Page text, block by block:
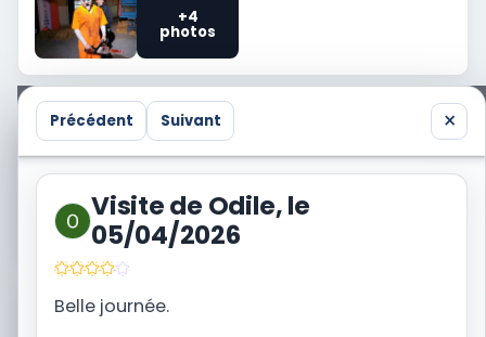
+4
photos
Précédent Suivant ×
Visite de Odile, le
05/04/2026
Belle journée.
Vous avez aussi visité Walibi Belgium ? Partagez
votre propre trip report avec la communauté.
Je raconte une visite
Besoin du contexte complet avant de réserver ?